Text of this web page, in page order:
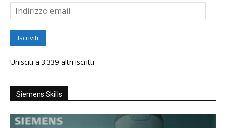
Indirizzo
email
Iscriviti
Unisciti a 3.339 altri iscritti
Siemens Skills